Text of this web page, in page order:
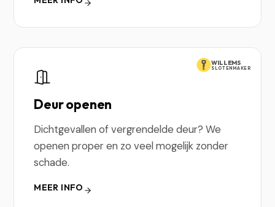
WILLEMS
SLOTENMAKER
Deur openen
Dichtgevallen of vergrendelde deur? We
openen proper en zo veel mogelijk zonder
schade.
MEER INFO